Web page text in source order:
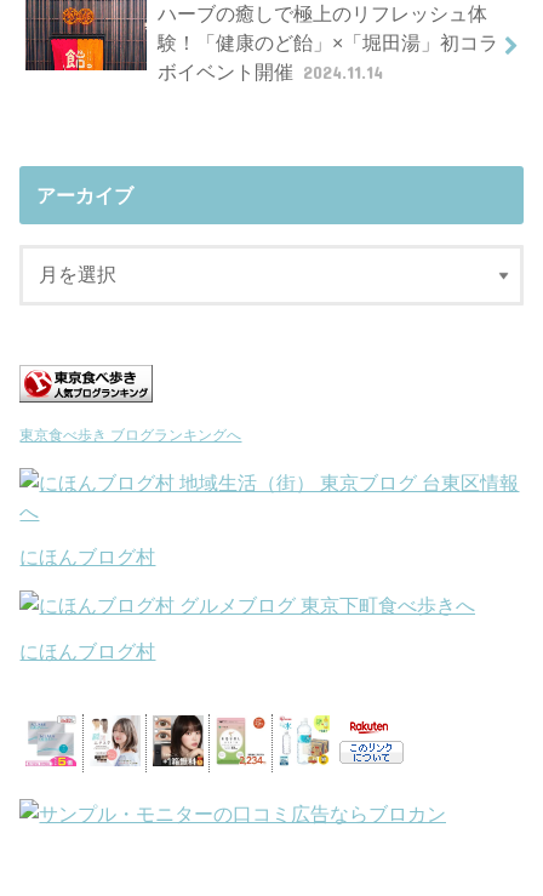
ハーブの癒しで極上のリフレッシュ体
験！「健康のど飴」×「堀田湯」初コラ
ボイベント開催 2024.11.14
アーカイブ
東京食べ歩き ブログランキングへ
にほんブログ村
にほんブログ村